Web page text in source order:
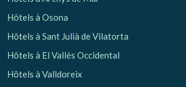
Vérifier le code de réservation
Hôtels à Osona
Hôtels à Sant Julià de Vilatorta
Hôtels à El Vallés Occidental
Hôtels à Valldoreix